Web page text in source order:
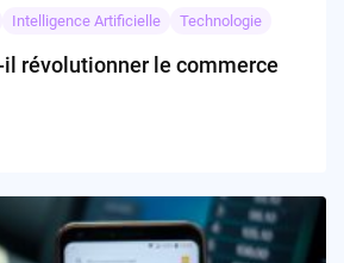
Intelligence Artificielle Technologie
révolutionner le commerce